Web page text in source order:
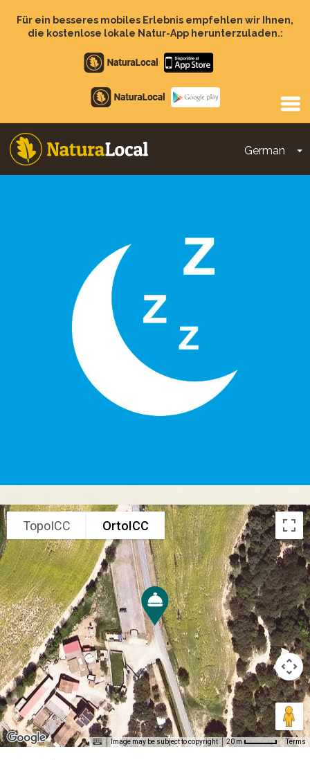
zumFür ein besseres mobiles Erlebnis empfehlen wir Ihnen,
die kostenlose lokale Natur-App herunterzuladen.:
Apple
store
Google
Play
German
Main
TopoICC OrtoICC
Image may be subject to copyright 20 m Terms